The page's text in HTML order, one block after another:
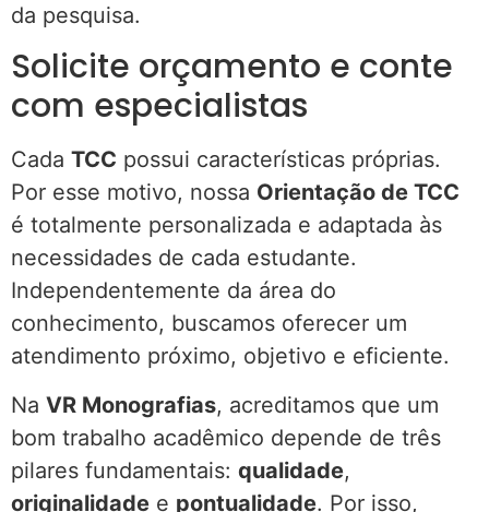
da pesquisa.
Solicite orçamento e conte
com especialistas
Cada TCC possui características próprias.
Por esse motivo, nossa Orientação de TCC
é totalmente personalizada e adaptada às
necessidades de cada estudante.
Independentemente da área do
conhecimento, buscamos oferecer um
atendimento próximo, objetivo e eficiente.
Na VR Monografias, acreditamos que um
bom trabalho acadêmico depende de três
pilares fundamentais: qualidade,
originalidade e pontualidade. Por isso,